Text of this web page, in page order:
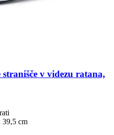
stranišče v videzu ratana,
39,5 cm